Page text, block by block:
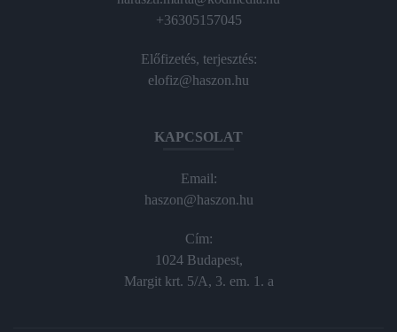
+36305157045
Előfizetés, terjesztés:
elofiz@haszon.hu
KAPCSOLAT
Email:
haszon@haszon.hu
Cím:
1024 Budapest,
Margit krt. 5/A, 3. em. 1. a